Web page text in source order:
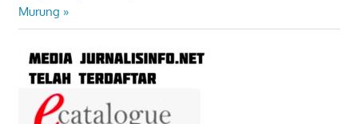
Post:
Murung